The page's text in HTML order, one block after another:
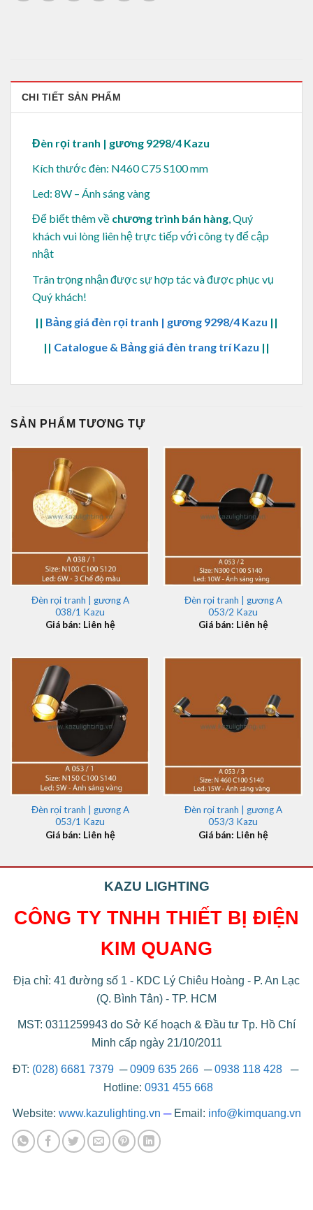
CHI TIẾT SẢN PHẨM
Đèn rọi tranh | gương 9298/4 Kazu
Kích thước đèn: N460 C75 S100 mm
Led: 8W – Ánh sáng vàng
Để biết thêm về chương trình bán hàng, Quý
khách vui lòng liên hệ trực tiếp với công ty để cập
nhật
Trân trọng nhận được sự hợp tác và được phục vụ
Quý khách!
|| Bảng giá đèn rọi tranh | gương 9298/4 Kazu ||
|| Catalogue & Bảng giá đèn trang trí Kazu ||
SẢN PHẨM TƯƠNG TỰ
Đèn rọi tranh | gương A
038/1 Kazu
Giá bán: Liên hệ
Đèn rọi tranh | gương A
053/2 Kazu
Giá bán: Liên hệ
Đèn rọi tranh | gương A
053/1 Kazu
Giá bán: Liên hệ
Đèn rọi tranh | gương A
053/3 Kazu
Giá bán: Liên hệ
KAZU LIGHTING
CÔNG TY TNHH THIẾT BỊ ĐIỆN
KIM QUANG
Địa chỉ: 41 đường số 1 - KDC Lý Chiêu Hoàng - P. An Lạc
(Q. Bình Tân) - TP. HCM
MST: 0311259943 do Sở Kế hoạch & Đầu tư Tp. Hồ Chí
Minh cấp ngày 21/10/2011
ĐT: (028) 6681 7379 ─0909 635 266─0938 118 428─
Hotline: 0931 455 668
Website: www.kazulighting.vn ─ Email: info@kimquang.vn